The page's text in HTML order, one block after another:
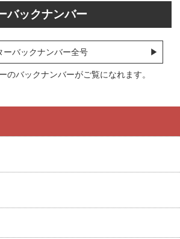
バックナンバー
ーバックナンバー全号
のバックナンバーがご覧になれます。